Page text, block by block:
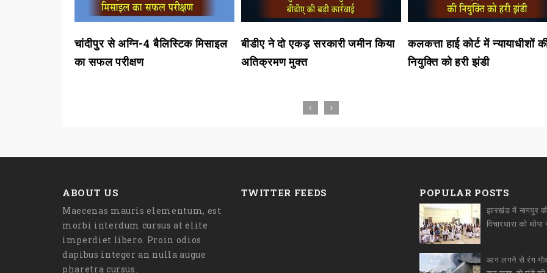
चांदीपुर से अग्नि-4 बैलिस्टिक मिसाइल
का सफल परीक्षण
बीडीए ने दो एकड़ सरकारी जमीन किया
अतिक्रमण मुक्त
कलकत्ता हाई कोर्ट में न्यायाधीशों
नियुक्ति को हरी झंडी
ABOUT US
Maecenas mauris elementum, est
morbi interdum cursus at elite
imperdiet libero. Proin odios
dapibus integer an nulla augue
pharetra cursus.
TWITTER FEEDS POPULAR POSTS
झारखंड में नागपुर
आग लगने से रंग